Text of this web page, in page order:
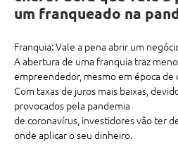
um franqueado na
Franquia: Vale a pena abrir um
A abertura de uma franquia traz
empreendedor, mesmo em época de
Com taxas de juros mais baixas,
provocados pela pandemia
de coronavírus, investidores vão ter
onde aplicar o seu dinheiro.